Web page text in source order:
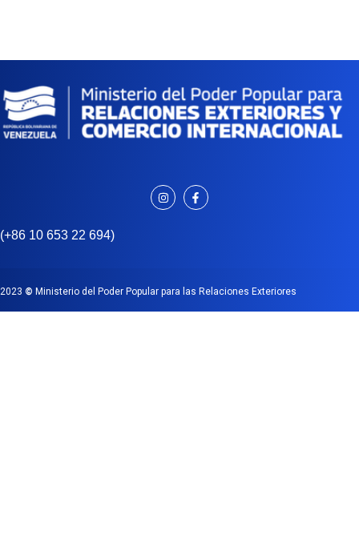
(+86 10 653 22 694)
2023 © Ministerio del Poder Popular para las Relaciones Exteriores